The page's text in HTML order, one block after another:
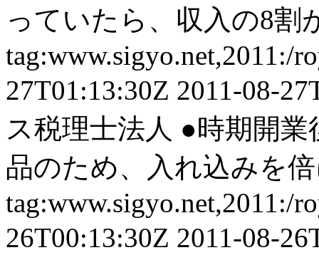
っていたら、収入の8割
tag:www.sigyo.net,2011:/
27T01:13:30Z 2011-08-
ス税理士法人 ●時期開業
品のため、入れ込みを
tag:www.sigyo.net,2011:/
26T00:13:30Z 2011-08-